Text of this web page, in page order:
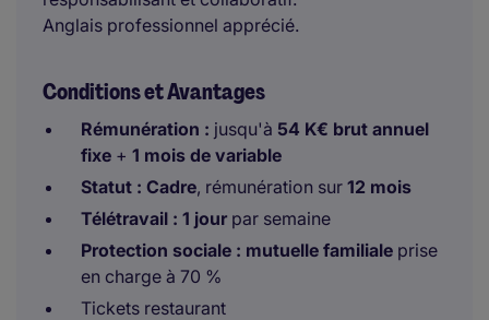
Anglais professionnel apprécié.
Conditions et Avantages
Rémunération : jusqu'à 54 K€ brut annuel
fixe + 1 mois de variable
Statut : Cadre, rémunération sur 12 mois
Télétravail : 1 jour par semaine
Protection sociale : mutuelle familiale prise
en charge à 70 %
Tickets restaurant